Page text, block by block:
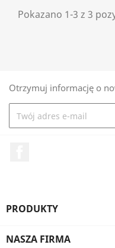
Pokazano 1-3 z 3
Otrzymuj informację o
PRODUKTY
NASZA FIRMA